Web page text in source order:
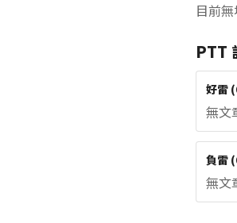
目前
PTT
好雷 (
無文
負雷 (
無文